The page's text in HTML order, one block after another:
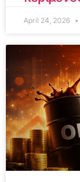
April 24, 2026